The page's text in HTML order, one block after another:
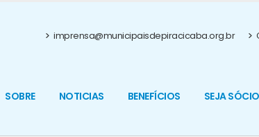
imprensa@municipaisdepiracicaba.org.br
SOBRE NOTICIAS BENEFÍCIOS SEJA SÓCIO